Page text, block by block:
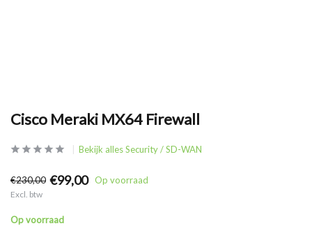
Cisco Meraki MX64 Firewall
Bekijk alles Security / SD-WAN
€230,00 €99,00 Op voorraad
Excl. btw
Op voorraad